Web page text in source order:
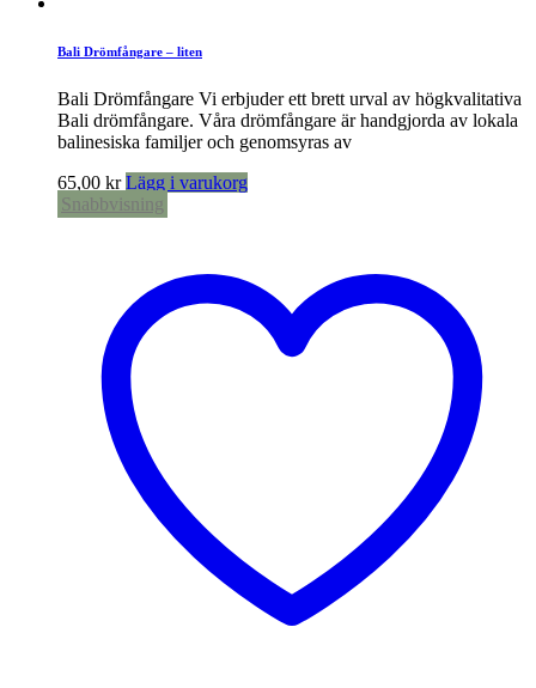
Bali Drömfångare – liten
Bali Drömfångare Vi erbjuder ett brett urval av högkvalitativa
Bali drömfångare. Våra drömfångare är handgjorda av lokala
balinesiska familjer och genomsyras av
65,00 kr Lägg i varukorg
Snabbvisning